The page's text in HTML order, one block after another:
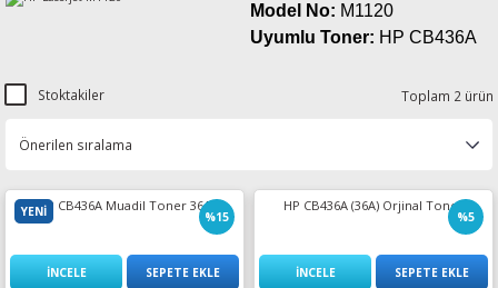
Pro
Model No: M1120
Uyumlu Toner: HP CB436A
Stoktakiler Toplam 2 ürün
%15
YENİHP CB436A Muadil Toner 36A
İNCELE SEPETE EKLE
%5
HP CB436A (36A) Orjinal Toner
İNCELE SEPETE EKLE